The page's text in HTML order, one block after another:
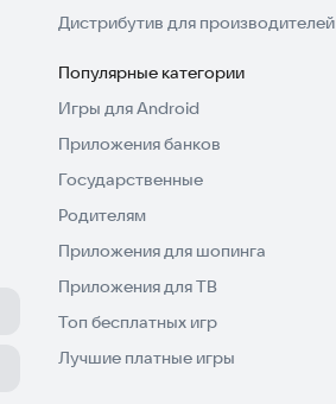
Дистрибутив для производителей
Популярные категории
Игры для Android
Приложения банков
Государственные
Родителям
Приложения для шопинга
Приложения для ТВ
Топ бесплатных игр
Лучшие платные игры